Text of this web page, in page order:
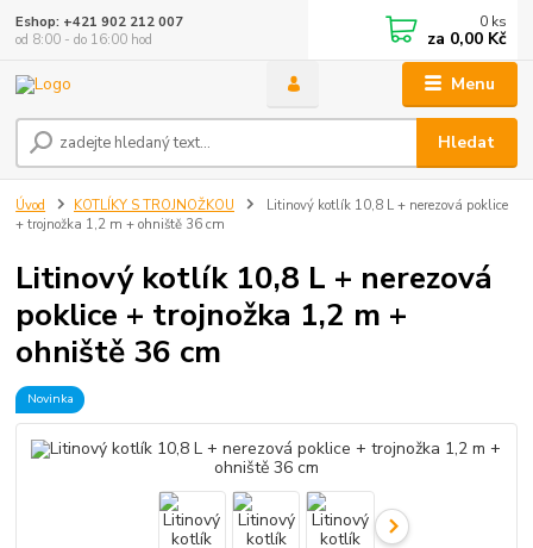
Menu
Hledat
Eshop: +421 902 212 007
od 8:00 - do 16:00 hod
0 ks
za 0,00 Kč
Úvod KOTLÍKY S TROJNOŽKOU
Litinový kotlík 10,8 L + nerezová poklice
+ trojnožka 1,2 m + ohniště 36 cm
Litinový kotlík 10,8 L + nerezová
poklice + trojnožka 1,2 m +
ohniště 36 cm
Novinka